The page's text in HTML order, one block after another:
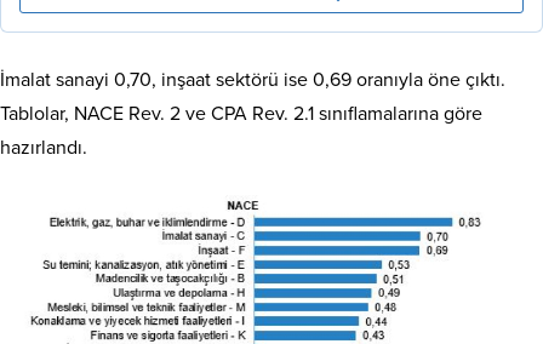
İmalat sanayi 0,70, inşaat sektörü ise 0,69 oranıyla öne çıktı.
Tablolar, NACE Rev. 2 ve CPA Rev. 2.1 sınıflamalarına göre
hazırlandı.